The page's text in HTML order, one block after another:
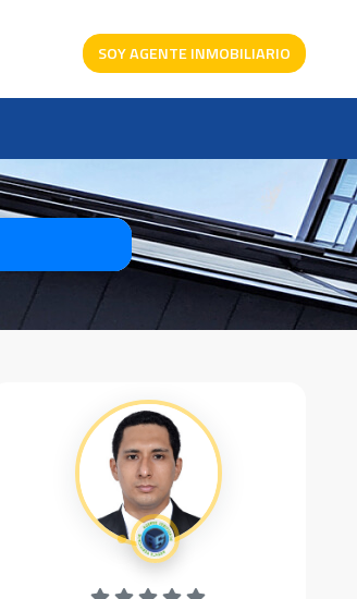
SOY AGENTE INMOBILIARIO